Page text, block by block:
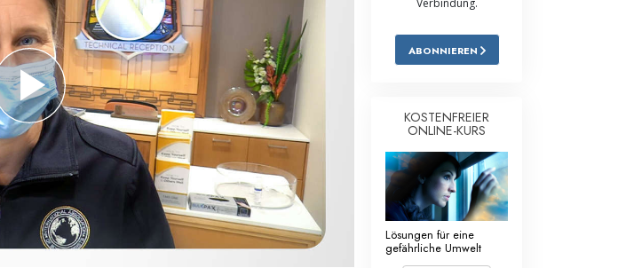
Antworten auf das Drogenproblem
Ethik und die Zustände
Die Ursache von Unterdrückung
Grundlagen des Organisierens
Verbindung.
ABONNIEREN
KOSTENFREIER
ONLINE-KURS
Lösungen für eine
gefährliche Umwelt